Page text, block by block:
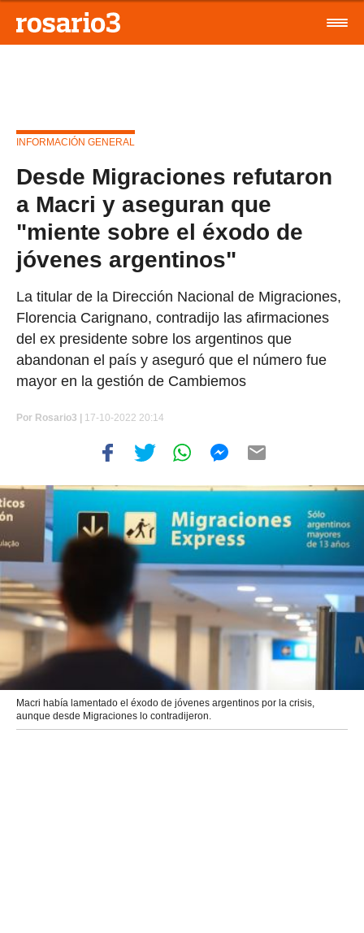
INFORMACIÓN GENERAL
Desde Migraciones refutaron
a Macri y aseguran que
"miente sobre el éxodo de
jóvenes argentinos"
La titular de la Dirección Nacional de Migraciones,
Florencia Carignano, contradijo las afirmaciones
del ex presidente sobre los argentinos que
abandonan el país y aseguró que el número fue
mayor en la gestión de Cambiemos
Por Rosario3 | 17-10-2022 20:14
Macri había lamentado el éxodo de jóvenes argentinos por la crisis,
aunque desde Migraciones lo contradijeron.